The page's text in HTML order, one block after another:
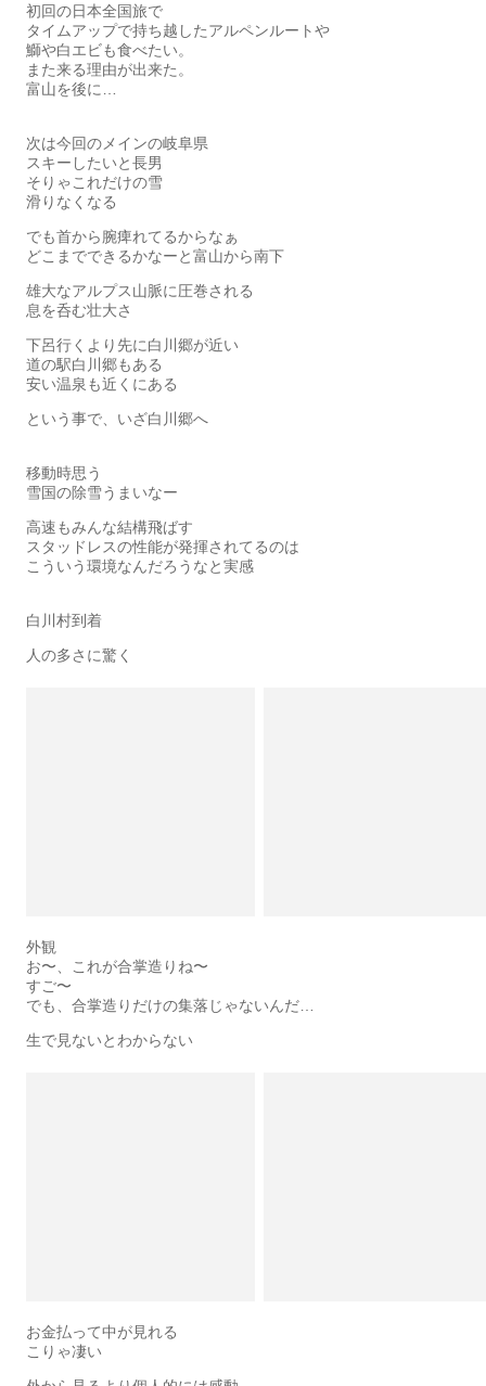
初回の日本全国旅で
タイムアップで持ち越したアルペンルートや
鰤や白エビも食べたい。
また来る理由が出来た。
富山を後に…
次は今回のメインの岐阜県
スキーしたいと長男
そりゃこれだけの雪
滑りなくなる
でも首から腕痺れてるからなぁ
どこまでできるかなーと富山から南下
雄大なアルプス山脈に圧巻される
息を呑む壮大さ
下呂行くより先に白川郷が近い
道の駅白川郷もある
安い温泉も近くにある
という事で、いざ白川郷へ
移動時思う
雪国の除雪うまいなー
高速もみんな結構飛ばす
スタッドレスの性能が発揮されてるのは
こういう環境なんだろうなと実感
白川村到着
人の多さに驚く
外観
お〜、これが合掌造りね〜
すご〜
でも、合掌造りだけの集落じゃないんだ…
生で見ないとわからない
お金払って中が見れる
こりゃ凄い